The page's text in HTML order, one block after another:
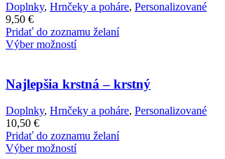
Doplnky, Hrnčeky a poháre, Personalizované
9,50 €
Pridať do zoznamu želaní
Výber možností
Najlepšia krstná – krstný
Doplnky, Hrnčeky a poháre, Personalizované
10,50 €
Pridať do zoznamu želaní
Výber možností